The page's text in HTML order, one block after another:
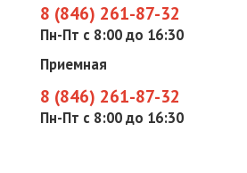
8 (846) 261-87-32
Пн-Пт с 8:00 до 16:30
Приемная
8 (846) 261-87-32
Пн-Пт с 8:00 до 16:30